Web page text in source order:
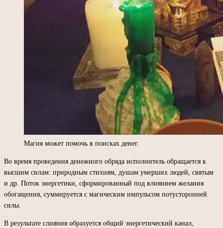
Магия может помочь в поисках денег.
Во время проведения денежного обряда исполнитель обращается к
высшим силам: природным стихиям, душам умерших людей, святым
и др. Поток энергетики, сформированный под влиянием желания
обогащения, суммируется с магическим импульсом потусторонней
силы.
В результате слияния образуется общий энергетический канал,